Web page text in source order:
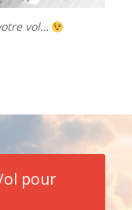
vol…
pour